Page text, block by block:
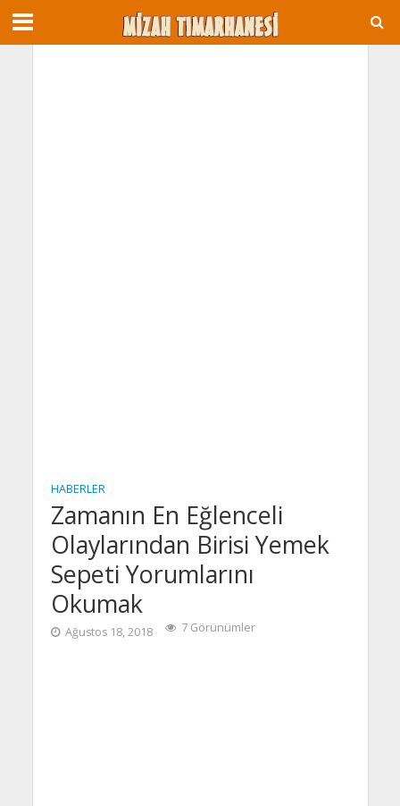
HABERLER
Zamanın En Eğlenceli
Olaylarından Birisi Yemek
Sepeti Yorumlarını
Okumak
Ağustos 18, 2018 7 Görünümler